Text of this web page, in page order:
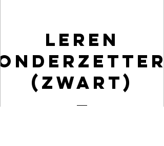
Leren
(zwart)